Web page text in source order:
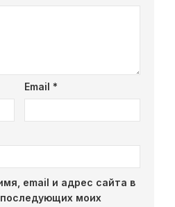
Email *
email и адрес сайта в
моих